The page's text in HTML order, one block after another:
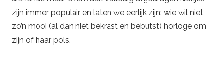
zijn immer populair en laten we eerlijk zijn: wie wil niet
zo’n mooi (al dan niet bekrast en bebutst) horloge om
zijn of haar pols.